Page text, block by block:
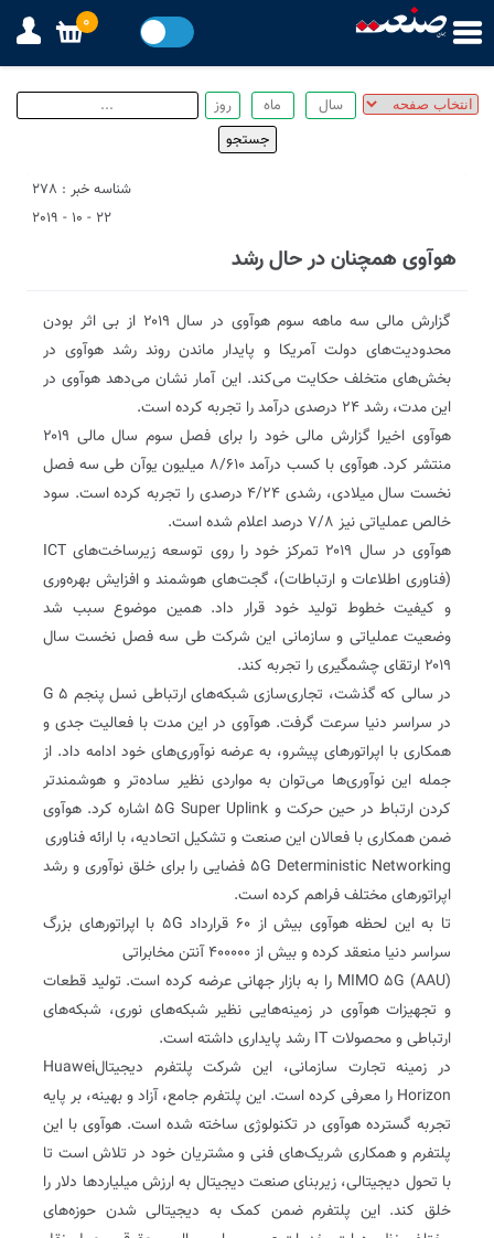
شناسه خبر : 278
22 - 10 - 2019
هوآوی همچنان در حال رشد
گزارش مالی سه ماهه سوم هوآوی در سال ۲۰۱۹ از بی اثر بودن
محدودیت‌های دولت آمریکا و پایدار ماندن روند رشد هوآوی در
بخش‌های متخلف حکایت می‌کند. این آمار نشان می‌دهد هوآوی در
این مدت، رشد ۲۴ درصدی درآمد را تجربه کرده است.
هوآوی اخیرا گزارش مالی خود را برای فصل سوم سال مالی ۲۰۱۹
منتشر کرد. هوآوی با کسب درآمد ۸/۶۱۰ میلیون یوآن طی سه فصل
نخست سال میلادی، رشدی ۴/۲۴ درصدی را تجربه کرده است. سود
خالص عملیاتی نیز ۷/۸ درصد اعلام شده ‌است.
هوآوی در سال ۲۰۱۹ تمرکز خود را روی توسعه زیرساخت‌های ICT
(فناوری اطلاعات و ارتباطات)، گجت‌های هوشمند و افزایش بهره‌وری
و کیفیت خطوط تولید خود قرار داد. همین موضوع سبب شد
وضعیت عملیاتی و سازمانی این شرکت طی سه فصل نخست سال
۲۰۱۹ ارتقای چشمگیری را تجربه کند.
در سالی که گذشت، تجاری‌سازی شبکه‌های ارتباطی نسل پنجم G 5
در سراسر دنیا سرعت گرفت. هوآوی در این مدت با فعالیت جدی و
همکاری با اپراتورهای پیشرو، به عرضه نوآوری‌های خود ادامه داد. از
جمله این نوآوری‌ها می‌توان به مواردی نظیر ساده‌تر و هوشمندتر
کردن ارتباط در حین حرکت و ۵G Super Uplink اشاره کرد. هوآوی
ضمن همکاری با فعالان این صنعت و تشکیل اتحادیه، با ارائه فناوری
۵G Deterministic Networking فضایی را برای خلق نوآوری و رشد
اپراتورهای مختلف فراهم کرده است.
تا به این لحظه هوآوی بیش از ۶۰ قرارداد ۵G با اپراتورهای بزرگ
سراسر دنیا منعقد کرده و بیش از ۴۰۰۰۰۰ آنتن مخابراتی
(AAU) MIMO 5G را به بازار جهانی عرضه کرده ‌است. تولید قطعات
و تجهیزات هوآوی در زمینه‌هایی نظیر شبکه‌های نوری، شبکه‌های
ارتباطی و محصولات IT رشد پایداری داشته است.
در زمینه تجارت سازمانی، این شرکت پلتفرم دیجیتالHuawei
Horizon را معرفی کرده است. این پلتفرم جامع، آزاد و بهینه، بر پایه
تجربه گسترده هوآوی در تکنولوژی ساخته شده است. هوآوی با این
پلتفرم و همکاری شریک‌های فنی و مشتریان خود در تلاش است تا
با تحول دیجیتالی، زیربنای صنعت دیجیتال به ارزش میلیاردها دلار را
خلق کند. این پلتفرم ضمن کمک به دیجیتالی شدن حوزه‌های
0